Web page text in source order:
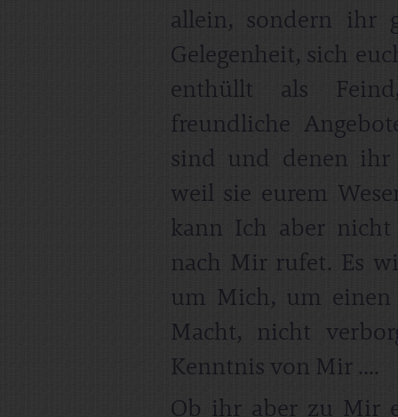
allein, sondern ihr
Gelegenheit, sich
enthüllt als
freundliche
sind und denen ihr
weil sie eurem
kann Ich aber nicht
nach Mir rufet. Es
um Mich, um
Macht, nicht
Kenntnis von Mir ....
Ob ihr aber zu Mir